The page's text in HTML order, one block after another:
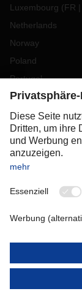
Luxembourg (FR
Netherlands
Norway
Poland
Portugal
Romania
Slovakia
Spain
Sweden
Switzerland
OCEANIA